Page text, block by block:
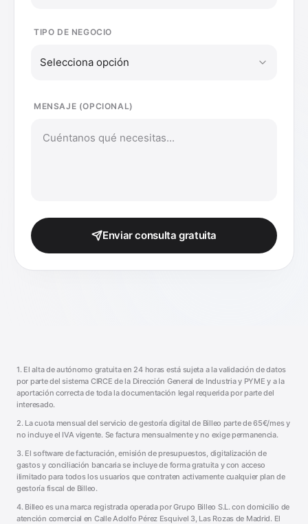
TIPO DE NEGOCIO
Selecciona opción
MENSAJE (OPCIONAL)
Enviar consulta gratuita
1. El alta de autónomo gratuita en 24 horas está sujeta a la validación de datos
por parte del sistema CIRCE de la Dirección General de Industria y PYME y a la
aportación correcta de toda la documentación legal requerida por parte del
interesado.
2. La cuota mensual del servicio de gestoría digital de Billeo parte de 65€/mes y
no incluye el IVA vigente. Se factura mensualmente y no exige permanencia.
3. El software de facturación, emisión de presupuestos, digitalización de
gastos y conciliación bancaria se incluye de forma gratuita y con acceso
ilimitado para todos los usuarios que contraten activamente cualquier plan de
gestoría fiscal de Billeo.
4. Billeo es una marca registrada operada por Grupo Billeo S.L. con domicilio de
atención comercial en Calle Adolfo Pérez Esquivel 3, Las Rozas de Madrid. El